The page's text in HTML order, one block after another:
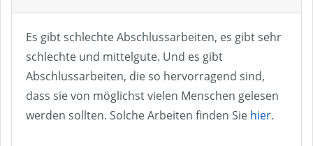
Es gibt schlechte Abschlussarbeiten, es gibt sehr
schlechte und mittelgute. Und es gibt
Abschlussarbeiten, die so hervorragend sind,
dass sie von möglichst vielen Menschen gelesen
werden sollten. Solche Arbeiten finden Sie hier.